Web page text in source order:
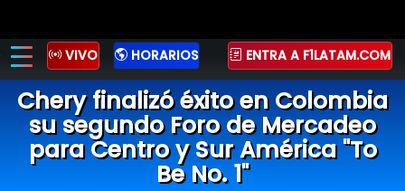
VIVO HORARIOS ENTRA A F1LATAM.COM
Chery finalizó éxito en Colombia
su segundo Foro de Mercadeo
para Centro y Sur América "To
Be No. 1"